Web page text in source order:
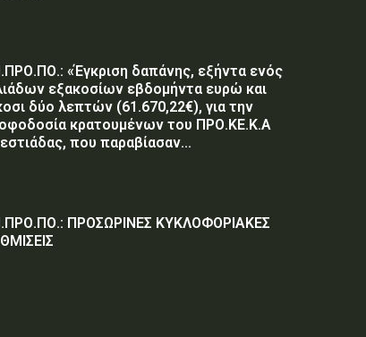
«Έγκριση δαπάνης, εξήντα ενός
εξακοσίων εβδομήντα ευρώ και
δύο λεπτών (61.670,22€), για την
κρατουμένων του ΠΡΟ.ΚΕ.Κ.Α
που παραβίασαν...
ΠΡΟΣΩΡΙΝΕΣ ΚΥΚΛΟΦΟΡΙΑΚΕΣ